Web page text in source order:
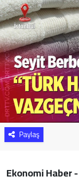
Paylaş
Ekonomi Haber -
Sağlık
Yazarlar
Resmi İlan
Resmi